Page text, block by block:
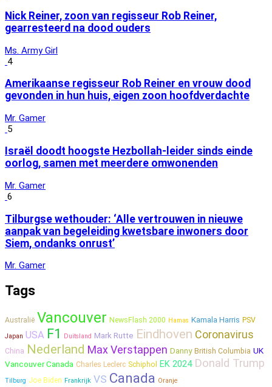
Nick Reiner, zoon van regisseur Rob Reiner,
gearresteerd na dood ouders
Ms. Army Girl
4
Amerikaanse regisseur Rob Reiner en vrouw dood
gevonden in hun huis, eigen zoon hoofdverdachte
Mr. Gamer
5
Israël doodt hoogste Hezbollah-leider sinds einde
oorlog, samen met meerdere omwonenden
Mr. Gamer
6
Tilburgse wethouder: ‘Alle vertrouwen in nieuwe
aanpak van begeleiding kwetsbare inwoners door
Siem, ondanks onrust’
Mr. Gamer
Tags
Australië Vancouver NewsFlash 2000 Hamas Kamala Harris PSV
Japan USA F1 Duitsland Mark Rutte Eindhoven Coronavirus
China Nederland Max Verstappen Danny British Columbia UK
Vancouver Canada Charles Leclerc Schiphol EK 2024 Donald Trump
Tilburg Joe Biden Frankrijk VS Canada Oranje